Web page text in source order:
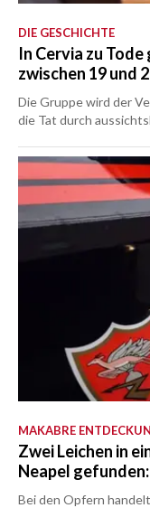
DIE GESCHICHTE
In Cervia zu
zwischen 19 und
Die Gruppe wird der
die Tat durch
MAKABRE
Zwei Leichen in
Neapel
Bei den Opfern